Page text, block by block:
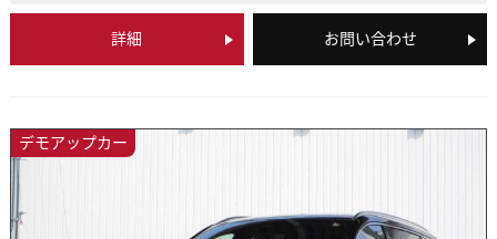
詳細 お問い合わせ
デモアップカー